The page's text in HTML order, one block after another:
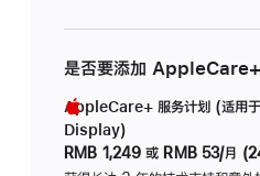
是否要添加 AppleCare+
AppleCare+ 服务计划 (适用
Display)
RMB 1,249 或 RMB 53/月